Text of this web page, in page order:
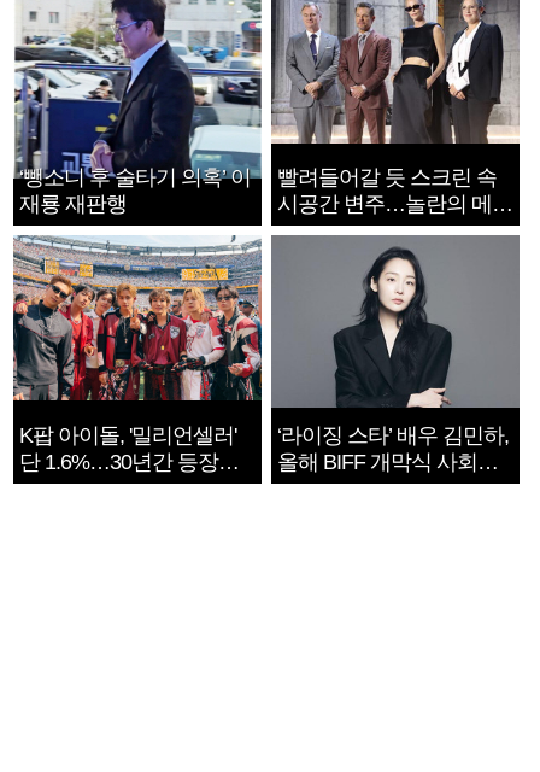
‘뺑소니 후 술타기 의혹’ 이
재룡 재판행
빨려들어갈 듯 스크린 속
시공간 변주…놀란의 메시
지는 ‘전쟁 속죄’
K팝 아이돌, '밀리언셀러'
단 1.6%…30년간 등장
1182개팀 전수조사
‘라이징 스타’ 배우 김민하,
올해 BIFF 개막식 사회자
확정